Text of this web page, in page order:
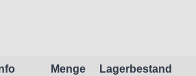
Schäden und Verletzungen führen.
Menge Lagerbestand